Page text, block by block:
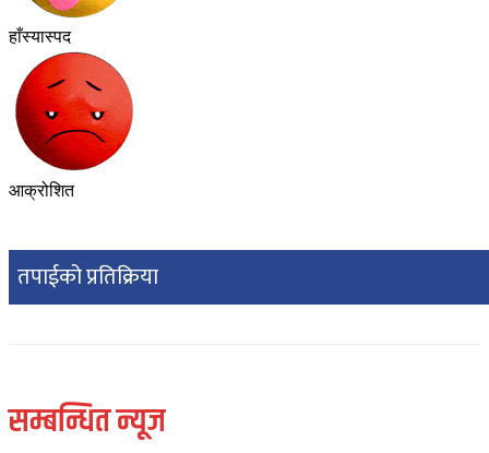
हाँस्यास्पद
आक्रोशित
तपाईको प्रतिक्रिया
सम्बन्धित न्यूज